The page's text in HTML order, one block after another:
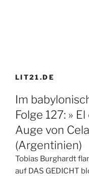
LIT21.DE
Im
Folge 127: »
Auge von
(Argentinien)
Tobias Burghardt
auf DAS GEDICHT